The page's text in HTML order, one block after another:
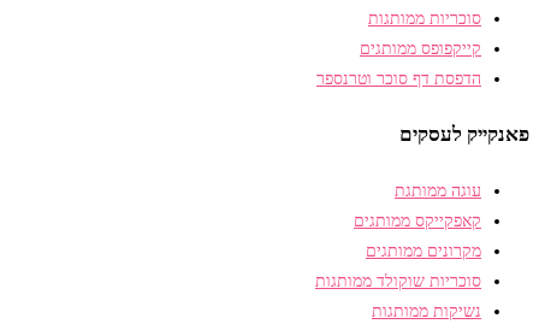
סוכריות ממותגות
קייקפופס ממותגים
הדפסת דף סוכר וטרנספר
פאנקייק לעסקים
עוגה ממותגת
קאפקייקס ממותגים
מקרונים ממותגים
סוכריות שוקולד ממותגות
נשיקות ממותגות